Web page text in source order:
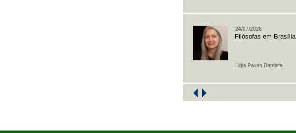
Ligia Pavan Baptista
24/07/2026
Filósofas em Brasília